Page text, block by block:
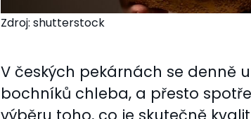
Zdroj: shutterstock
V českých pekárnách se denně
bochníků chleba, a přesto